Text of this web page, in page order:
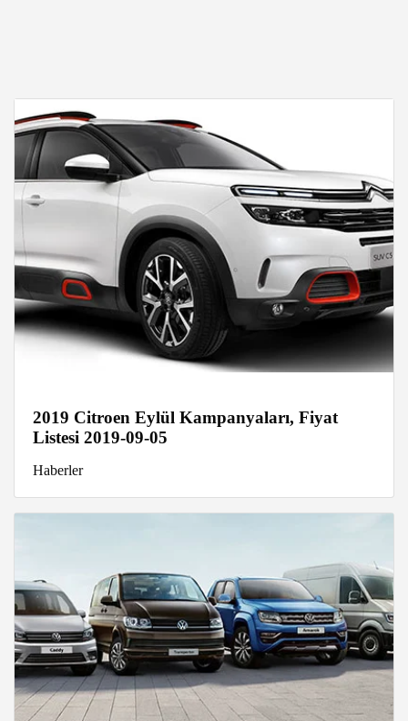
2019 Citroen Eylül Kampanyaları, Fiyat
Listesi 2019-09-05
Haberler